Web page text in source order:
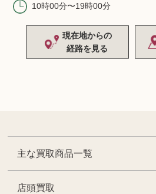
10時00分〜19時00分
現在地からの
経路を見る
主な買取商品一覧
店頭買取